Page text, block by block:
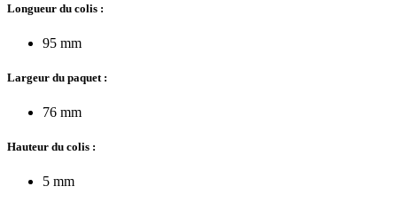
Longueur du colis :
95 mm
Largeur du paquet :
76 mm
Hauteur du colis :
5 mm